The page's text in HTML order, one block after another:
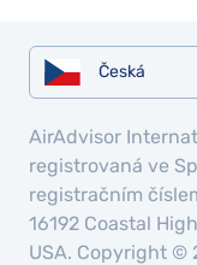
Česká
AirAdvisor
registrovaná ve
registračním
16192 Coastal
USA. Copyright ©